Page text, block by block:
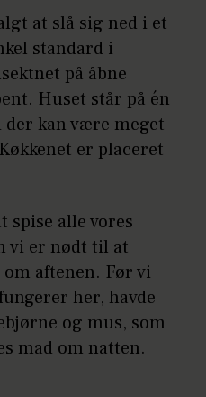
at slå sig ned i et
standard i
på åbne
Huset står på én
kan være meget
er placeret
spise alle vores
vi er nødt til at
aftenen. Før vi
her, havde
og mus, som
mad om natten.